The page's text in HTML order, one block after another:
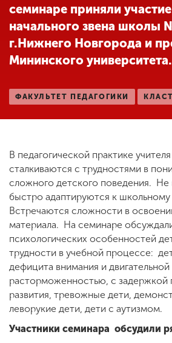
Сведения об
образовательной
организации
ENG SPN CHI
Приемная
комиссия
+7 (831) 262-26-20
семинаре приняли
начального звена школы
г.Нижнего Новгорода и
Мининского университета.
ФАКУЛЬТЕТ ПЕДАГОГИКИ
В педагогической практике
сталкиваются с трудностями в
сложного детского поведения. Не
быстро адаптируются к
Встречаются сложности в
материала. На семинаре
психологических особенностей
трудности в учебной процессе:
дефицита внимания и двигательной
расторможенностью, с задержкой
развития, тревожные дети,
леворукие дети, дети с аутизмом.
Участники семинара обсудили